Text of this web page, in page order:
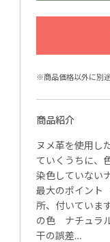
※商品価格以外に別
商品紹介
ヌメ革を使用し
ていくうちに、
染色していな
最大のポイン
所、付いてい
の色 ナチュラ
干の誤差…